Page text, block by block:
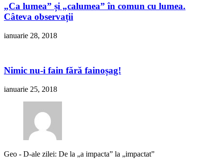
„Ca lumea” și „calumea” în comun cu lumea.
Câteva observații
ianuarie 28, 2018
Nimic nu-i fain fără fainoșag!
ianuarie 25, 2018
Geo - D-ale zilei: De la „a impacta” la „impactat”